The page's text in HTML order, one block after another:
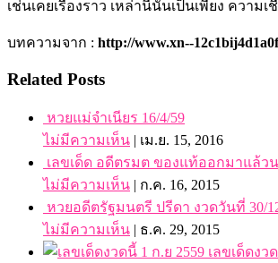
เช่นเคยเรื่องราว เหล่านี้นั้นเป็นเพียง คว
บทความจาก : http://www.xn--
Related Posts
หวยแม่จำเนียร 16/4/59
ไม่มีความเห็น | เม.ย. 15, 2016
เลขเด็ด อดีตรมต ของแท้ออกมาแล้ว
ไม่มีความเห็น | ก.ค. 16, 2015
หวยอดีตรัฐมนตรี ปรีดา งวดวันที่ 30/
ไม่มีความเห็น | ธ.ค. 29, 2015
เลขเด็ดงว